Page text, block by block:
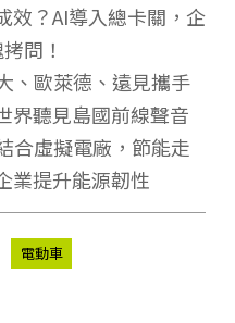
效？AI導入總卡關，企
問！
、歐萊德、遠見攜手
界聽見島國前線聲音
合虛擬電廠，節能走
業提升能源韌性
電動車